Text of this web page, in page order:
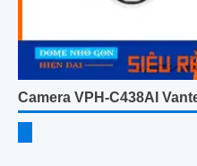
Camera VPH-C438AI